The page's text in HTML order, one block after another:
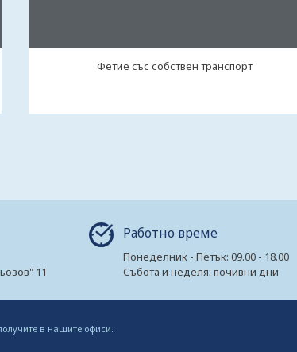
Фетие със собствен транспорт
11
Работно време
Понеделник - Петък: 09.00 - 18.00
Събота и неделя: почивни дни
в нашите офиси.